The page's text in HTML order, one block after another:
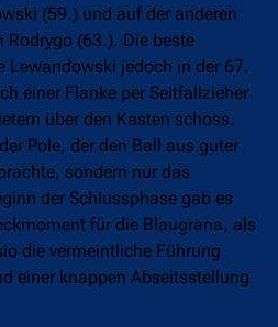
(59.) und auf der anderen
Rodrygo (63.). Die beste
Lewandowski jedoch in der 67.
einer Flanke per Seitfallzieher
über den Kasten schoss.
Pole, der den Ball aus guter
sondern nur das
der Schlussphase gab es
für die Blaugrana, als
die vermeintliche Führung
einer knappen Abseitsstellung